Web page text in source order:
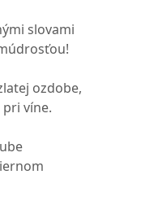
slovami
ozdobe,
víne.